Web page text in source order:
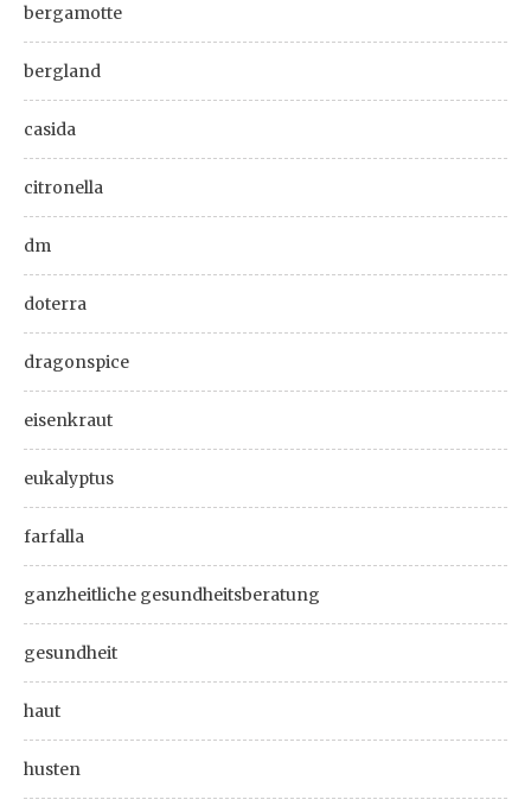
bergamotte
bergland
casida
citronella
dm
doterra
dragonspice
eisenkraut
eukalyptus
farfalla
ganzheitliche gesundheitsberatung
gesundheit
haut
husten